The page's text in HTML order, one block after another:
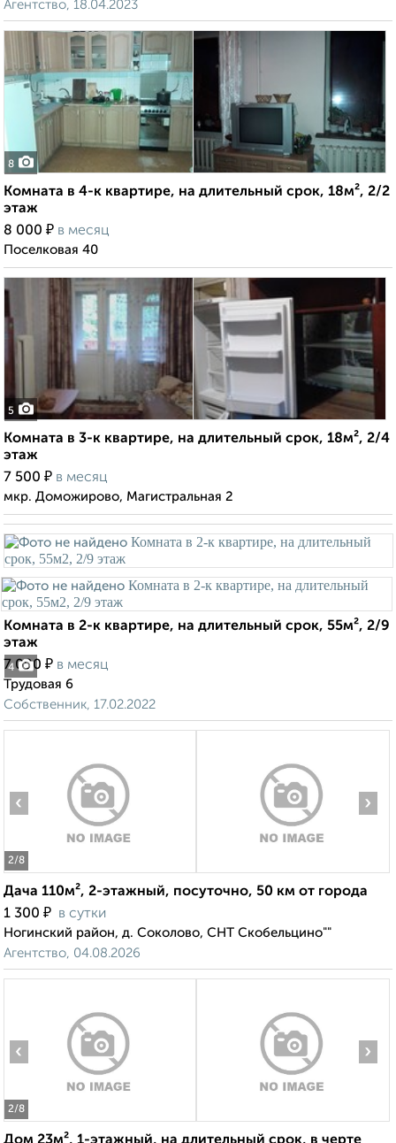
Агентство, 18.04.2023
8
Комната в 4-к квартире, на длительный срок, 18м², 2/2
этаж
8 000 ₽ в месяц
Поселковая 40
5
Комната в 3-к квартире, на длительный срок, 18м², 2/4
этаж
7 500 ₽ в месяц
мкр. Доможирово, Магистральная 2
4
Комната в 2-к квартире, на длительный срок, 55м², 2/9
этаж
7 000 ₽ в месяц
Трудовая 6
Собственник, 17.02.2022
2/8
‹ ›
Дача 110м², 2-этажный, посуточно, 50 км от города
1 300 ₽ в сутки
Ногинский район, д. Соколово, СНТ Скобельцино""
Агентство, 04.08.2026
2/8
‹ ›